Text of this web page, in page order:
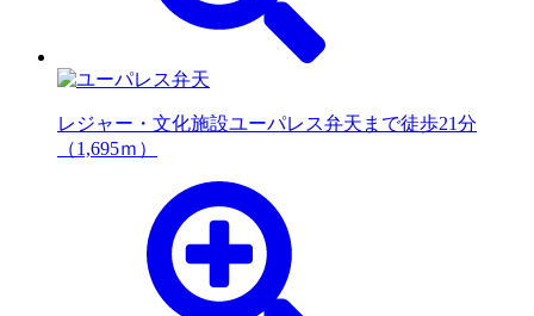
レジャー・文化施設ユーパレス弁天まで徒歩21分
（1,695ｍ）